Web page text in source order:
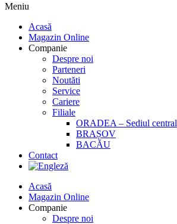
Meniu
Acasă
Magazin Online
Companie
Despre noi
Parteneri
Noutăti
Service
Cariere
Filiale
ORADEA – Sediul central
BRAȘOV
BACĂU
Contact
Acasă
Magazin Online
Companie
Despre noi